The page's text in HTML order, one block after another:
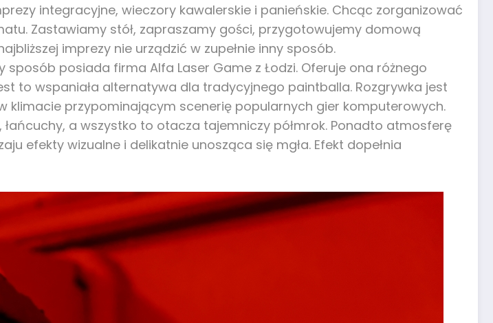
integracyjne, wieczory kawalerskie i panieńskie. Chcąc zorganizować
Zastawiamy stół, zapraszamy gości, przygotowujemy domową
imprezy nie urządzić w zupełnie inny sposób.
posiada firma Alfa Laser Game z Łodzi. Oferuje ona różnego
to wspaniała alternatywa dla tradycyjnego paintballa. Rozgrywka jest
przypominającym scenerię popularnych gier komputerowych.
a wszystko to otacza tajemniczy półmrok. Ponadto atmosferę
efekty wizualne i delikatnie unosząca się mgła. Efekt dopełnia